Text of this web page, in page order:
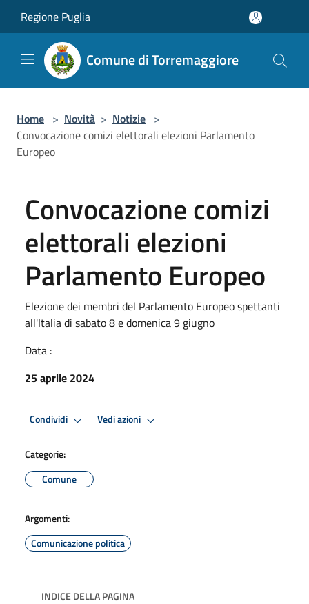
Regione Puglia
Comune di Torremaggiore
Home > Novità > Notizie >
Convocazione comizi elettorali elezioni Parlamento
Europeo
Convocazione comizi
elettorali elezioni
Parlamento Europeo
Elezione dei membri del Parlamento Europeo spettanti
all'Italia di sabato 8 e domenica 9 giugno
Data :
25 aprile 2024
Condividi Premi Invio per attivare. apre menu
Vedi azioni
Categorie:
Comune
Argomenti:
Comunicazione politica
INDICE DELLA PAGINA